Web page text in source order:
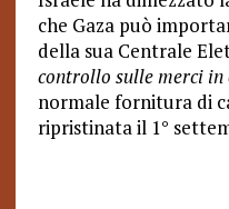
che Gaza può
della sua Centrale
controllo sulle merci
normale fornitura di
ripristinata il 1°